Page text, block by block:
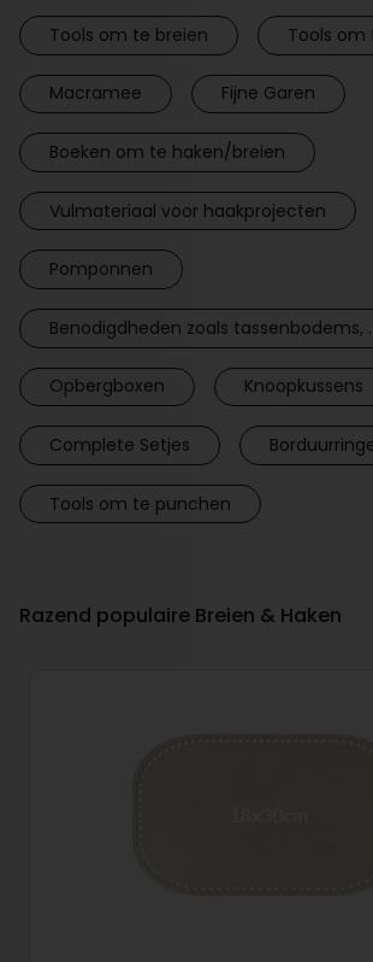
Tools om te breien Tools om
Macramee Fijne Garen
Boeken om te haken/breien
Vulmateriaal voor haakprojecten
Pomponnen
Benodigdheden zoals tassenbodems,
Opbergboxen Knoopkussens
Complete Setjes
Tools om te punchen
Razend populaire Breien & Haken